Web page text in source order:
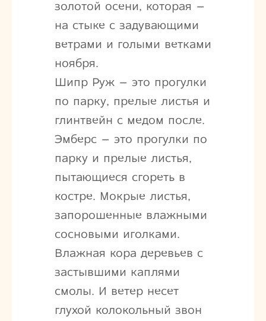
золотой осени, которая –
на стыке с задувающими
ветрами и голыми ветками
ноября.
Шипр Руж – это прогулки
по парку, прелые листья и
глинтвейн с медом после.
Эмберс – это прогулки по
парку и прелые листья,
пытающиеся сгореть в
костре. Мокрые листья,
запорошенные влажными
сосновыми иголками.
Влажная кора деревьев с
застывшими каплями
смолы. И ветер несет
глухой колокольный звон